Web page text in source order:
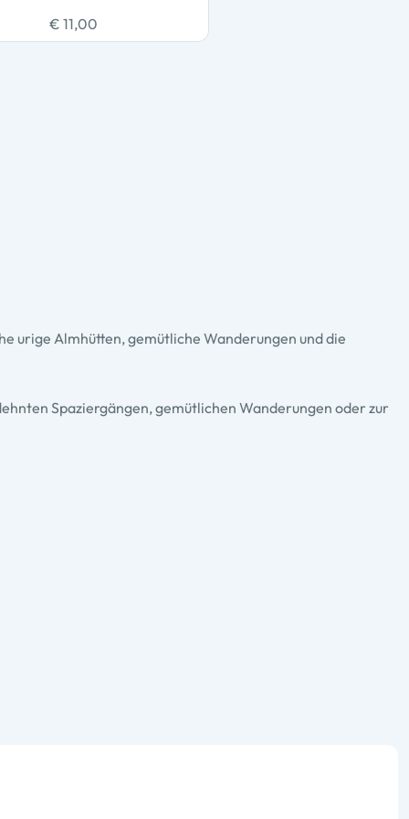
€ 11,00
urige Almhütten, gemütliche Wanderungen und die
Spaziergängen, gemütlichen Wanderungen oder zur